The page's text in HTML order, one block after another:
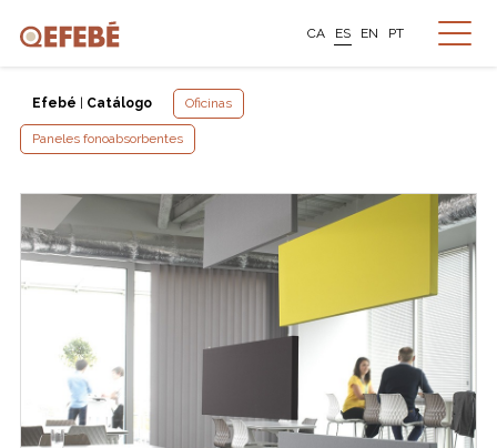
CA ES EN PT
Efebé Catálogo Oficinas
Paneles fonoabsorbentes